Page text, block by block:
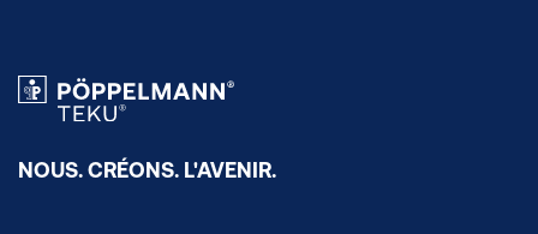
NOUS. CRÉONS. L'AVENIR.